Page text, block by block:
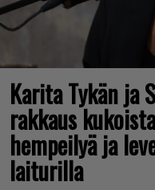
Karita Tykän ja
rakkaus
hempeilyä ja
laiturilla